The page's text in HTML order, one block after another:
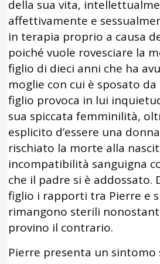
della sua vita,
affettivamente e
in terapia proprio a causa
poiché vuole rovesciare la
figlio di dieci anni che ha
moglie con cui è sposato
figlio provoca in lui
sua spiccata femminilità,
esplicito d’essere una
rischiato la morte alla
incompatibilità sanguigna
che il padre si è addossato.
figlio i rapporti tra Pierre e
rimangono sterili
provino il contrario.
Pierre presenta un